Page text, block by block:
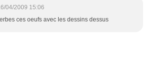
04/2009 15:06
ces oeufs avec les dessins dessus